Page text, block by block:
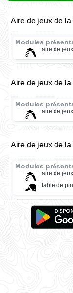
Aire de jeux de la
Modules
aire de jeux
Aire de jeux de la
Modules
aire de jeux
Aire de jeux de
Modules
aire de jeux
table de